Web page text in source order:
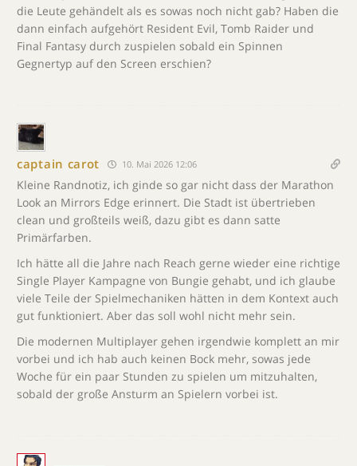
die Leute gehändelt als es sowas noch nicht gab? Haben die
dann einfach aufgehört Resident Evil, Tomb Raider und
Final Fantasy durch zuspielen sobald ein Spinnen
Gegnertyp auf den Screen erschien?
captain carot 10. Mai 2026 12:06
Kleine Randnotiz, ich ginde so gar nicht dass der Marathon
Look an Mirrors Edge erinnert. Die Stadt ist übertrieben
clean und großteils weiß, dazu gibt es dann satte
Primärfarben.
Ich hätte all die Jahre nach Reach gerne wieder eine richtige
Single Player Kampagne von Bungie gehabt, und ich glaube
viele Teile der Spielmechaniken hätten in dem Kontext auch
gut funktioniert. Aber das soll wohl nicht mehr sein.
Die modernen Multiplayer gehen irgendwie komplett an mir
vorbei und ich hab auch keinen Bock mehr, sowas jede
Woche für ein paar Stunden zu spielen um mitzuhalten,
sobald der große Ansturm an Spielern vorbei ist.